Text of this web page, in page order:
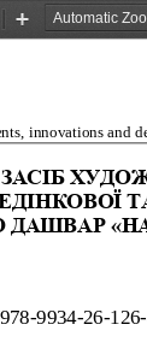
Zoom
innovations and
Б
НКОВОЇ
ДАШВАР
9934-26-126-